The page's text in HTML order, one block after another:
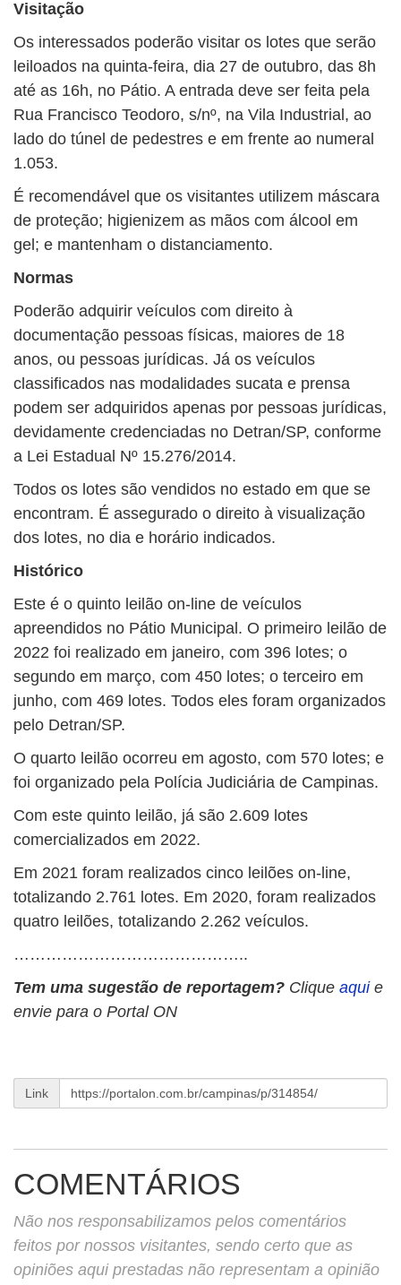
Visitação
Os interessados poderão visitar os lotes que serão
leiloados na quinta-feira, dia 27 de outubro, das 8h
até as 16h, no Pátio. A entrada deve ser feita pela
Rua Francisco Teodoro, s/nº, na Vila Industrial, ao
lado do túnel de pedestres e em frente ao numeral
1.053.
É recomendável que os visitantes utilizem máscara
de proteção; higienizem as mãos com álcool em
gel; e mantenham o distanciamento.
Normas
Poderão adquirir veículos com direito à
documentação pessoas físicas, maiores de 18
anos, ou pessoas jurídicas. Já os veículos
classificados nas modalidades sucata e prensa
podem ser adquiridos apenas por pessoas jurídicas,
devidamente credenciadas no Detran/SP, conforme
a Lei Estadual Nº 15.276/2014.
Todos os lotes são vendidos no estado em que se
encontram. É assegurado o direito à visualização
dos lotes, no dia e horário indicados.
Histórico
Este é o quinto leilão on-line de veículos
apreendidos no Pátio Municipal. O primeiro leilão de
2022 foi realizado em janeiro, com 396 lotes; o
segundo em março, com 450 lotes; o terceiro em
junho, com 469 lotes. Todos eles foram organizados
pelo Detran/SP.
O quarto leilão ocorreu em agosto, com 570 lotes; e
foi organizado pela Polícia Judiciária de Campinas.
Com este quinto leilão, já são 2.609 lotes
comercializados em 2022.
Em 2021 foram realizados cinco leilões on-line,
totalizando 2.761 lotes. Em 2020, foram realizados
quatro leilões, totalizando 2.262 veículos.
……………………………………..
Tem uma sugestão de reportagem? Clique aqui e
envie para o Portal ON
Link
COMENTÁRIOS
Não nos responsabilizamos pelos comentários
feitos por nossos visitantes, sendo certo que as
opiniões aqui prestadas não representam a opinião